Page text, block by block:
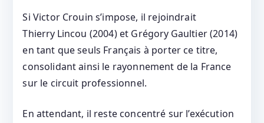
Si Victor Crouin s’impose, il rejoindrait
Thierry Lincou (2004) et Grégory Gaultier (2014)
en tant que seuls Français à porter ce titre,
consolidant ainsi le rayonnement de la France
sur le circuit professionnel.
En attendant, il reste concentré sur l’exécution